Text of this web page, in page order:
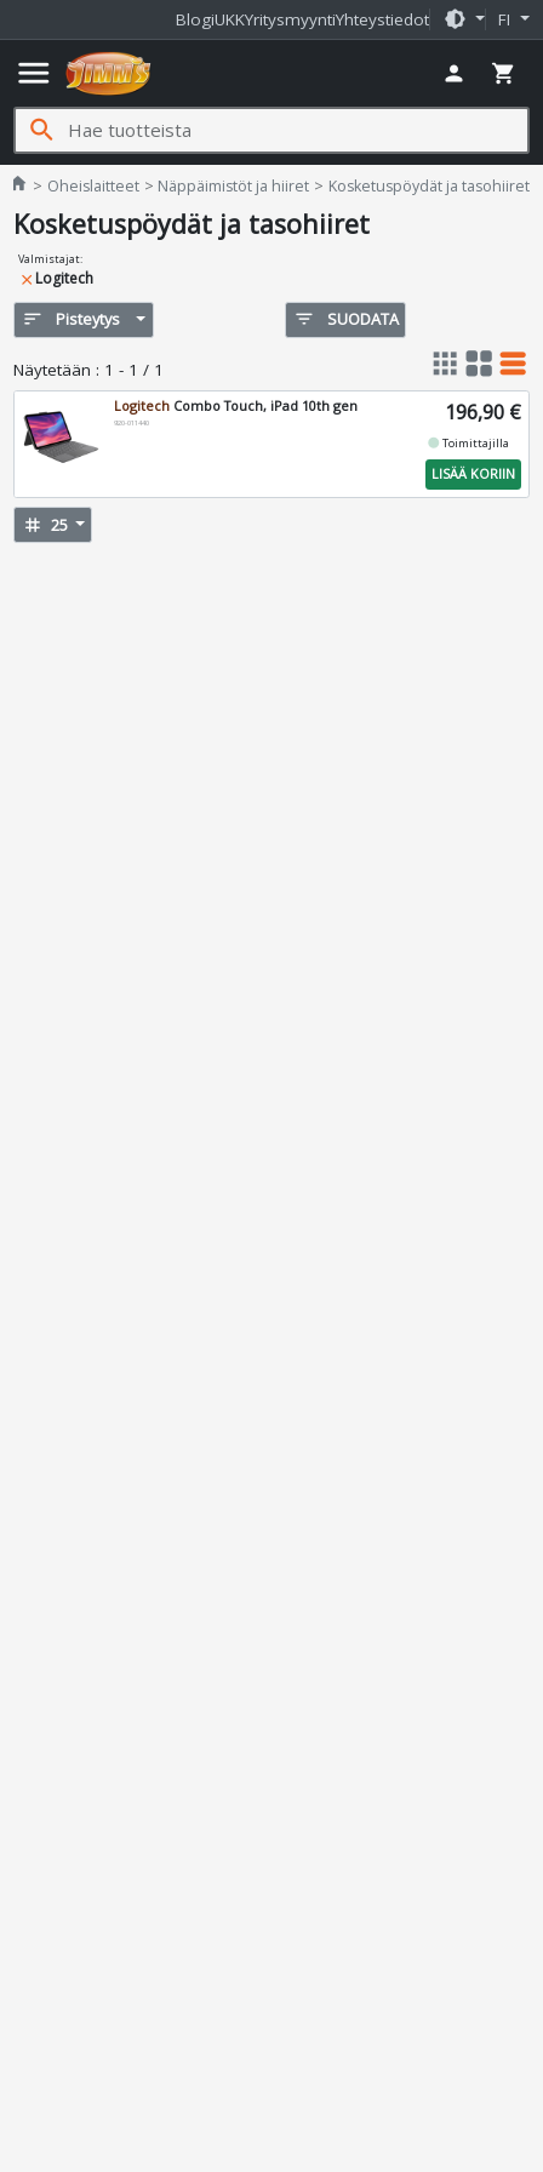
BlogiUKKYritysmyyntiYhteystiedot brightness_medium FI
menu person shopping_cart
search
home Jimms.fi
Oheislaitteet Näppäimistöt ja hiiret Kosketuspöydät ja tasohiiret
Kosketuspöydät ja tasohiiret
Valmistajat:
close Logitech
sort Pisteytys filter_list SUODATA
Näytetään : 1 - 1 / 1 apps grid_view table_rows
Logitech Combo Touch, iPad 10th gen
920-011440 196,90 €
fiber_manual_recordToimittajilla
LISÄÄ KORIIN
tag 25